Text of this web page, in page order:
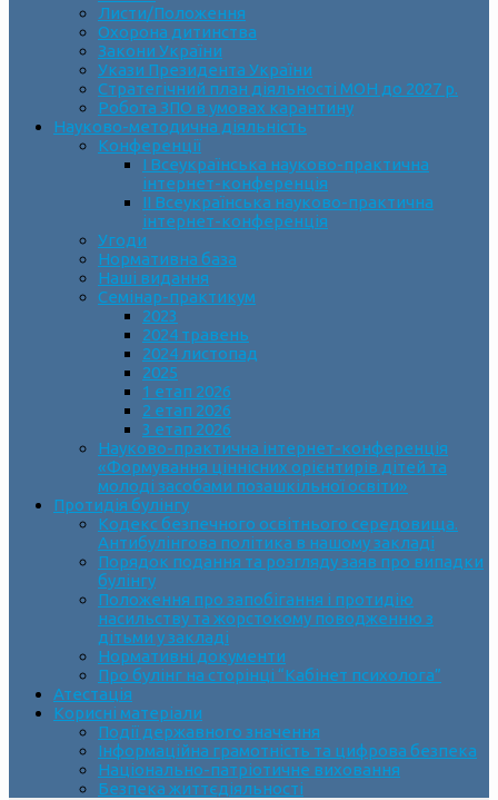
Листи/Положення
Охорона дитинства
Закони України
Укази Президента України
Стратегічний план діяльності МОН до 2027 р.
Робота ЗПО в умовах карантину
Науково-методична діяльність
Конференції
І Всеукраїнська науково-практична
інтернет-конференція
ІІ Всеукраїнська науково-практична
інтернет-конференція
Угоди
Нормативна база
Наші видання
Семінар-практикум
2023
2024 травень
2024 листопад
2025
1 етап 2026
2 етап 2026
3 етап 2026
Науково-практична інтернет-конференція
«Формування ціннісних орієнтирів дітей та
молоді засобами позашкільної освіти»
Протидія булінгу
Кодекс безпечного освітнього середовища.
Антибулінгова політика в нашому закладі
Порядок подання та розгляду заяв про випадки
булінгу
Положення про запобігання і протидію
насильству та жорстокому поводженню з
дітьми у закладі
Нормативні документи
Про булінг на сторінці “Кабінет психолога”
Атестація
Корисні матеріали
Події державного значення
Інформаційна грамотність та цифрова безпека
Національно-патріотичне виховання
Безпека життєдіяльності